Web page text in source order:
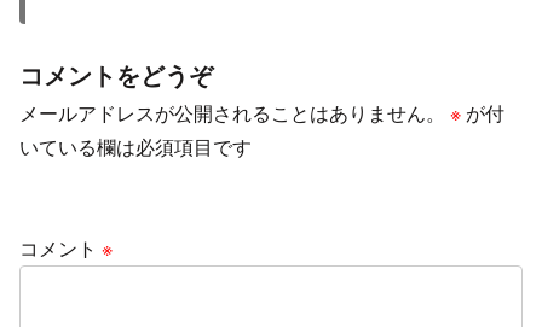
コメントをどうぞ
メールアドレスが公開されることはありません。 ※ が付
いている欄は必須項目です
コメント ※